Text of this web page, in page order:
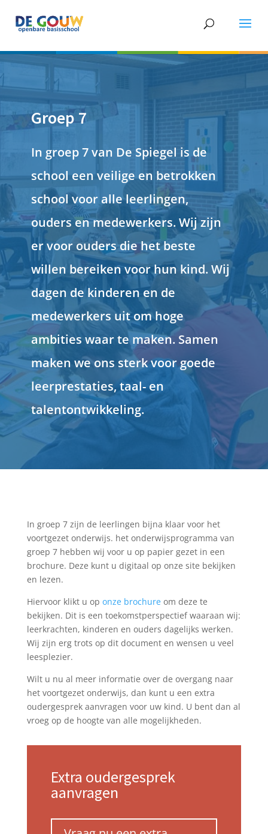
Groep 7
In groep 7 van De Spiegel is de
school een veilige en betrokken
school voor alle leerlingen,
ouders en medewerkers. Wij zijn
er voor ouders die het beste
willen bereiken voor hun kind. Wij
dagen de kinderen en de
medewerkers uit om hoge
ambities waar te maken. Samen
maken we ons sterk voor goede
leerprestaties, taal- en
talentontwikkeling.
In groep 7 zijn de leerlingen bijna klaar voor het
voortgezet onderwijs. het onderwijsprogramma van
groep 7 hebben wij voor u op papier gezet in een
brochure. Deze kunt u digitaal op onze site bekijken
en lezen.
Hiervoor klikt u op onze brochureom deze te
bekijken. Dit is een toekomstperspectief waaraan wij:
leerkrachten, kinderen en ouders dagelijks werken.
Wij zijn erg trots op dit document en wensen u veel
leesplezier.
Wilt u nu al meer informatie over de overgang naar
het voortgezet onderwijs, dan kunt u een extra
oudergesprek aanvragen voor uw kind. U bent dan al
vroeg op de hoogte van alle mogelijkheden.
Extra oudergesprek
aanvragen